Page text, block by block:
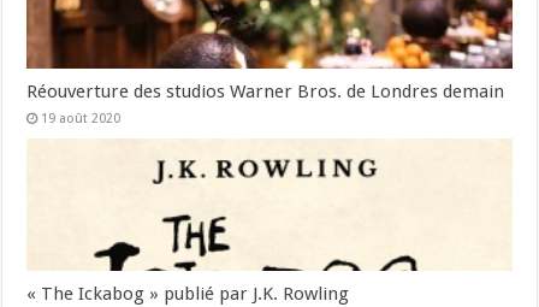
Réouverture des studios Warner Bros. de Londres demain
19 août 2020
« The Ickabog » publié par J.K. Rowling